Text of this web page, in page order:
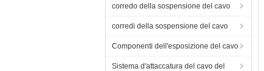
corredo della sospensione del cavo
corredi della sospensione del cavo
Componenti dell'esposizione del cavo
Sistema d'attaccatura del cavo del